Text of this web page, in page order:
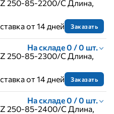
250-85-2200/C Длина,
от 14 дней Заказать
На складе 0 / 0 шт.
250-85-2300/C Длина,
от 14 дней Заказать
На складе 0 / 0 шт.
250-85-2400/C Длина,